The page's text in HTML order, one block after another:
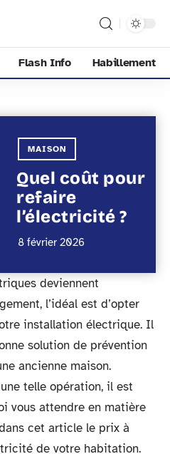
Flash Info Habillement
MAISON
Quel coût pour
refaire
l’électricité ?
8 février 2026
deviennent
l’idéal est d’opter
installation électrique. Il
solution de prévention
ancienne maison.
telle opération, il est
vous attendre en matière
cet article le prix à
de votre habitation.